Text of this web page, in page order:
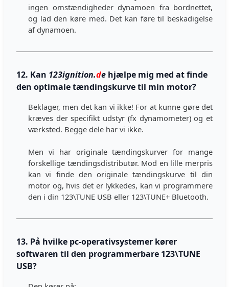
ingen omstændigheder dynamoen fra bordnettet,
og lad den køre med. Det kan føre til beskadigelse
af dynamoen.
12. Kan 123ignition.de hjælpe mig med at finde
den optimale tændingskurve til min motor?
Beklager, men det kan vi ikke! For at kunne gøre det
kræves der specifikt udstyr (fx dynamometer) og et
værksted. Begge dele har vi ikke.
Men vi har originale tændingskurver for mange
forskellige tændingsdistributør. Mod en lille merpris
kan vi finde den originale tændingskurve til din
motor og, hvis det er lykkedes, kan vi programmere
den i din 123\TUNE USB eller 123\TUNE+ Bluetooth.
13. På hvilke pc-operativsystemer kører
softwaren til den programmerbare 123\TUNE
USB?